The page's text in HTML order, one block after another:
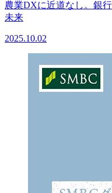
農業DXに近道なし。銀
未来
2025.10.02